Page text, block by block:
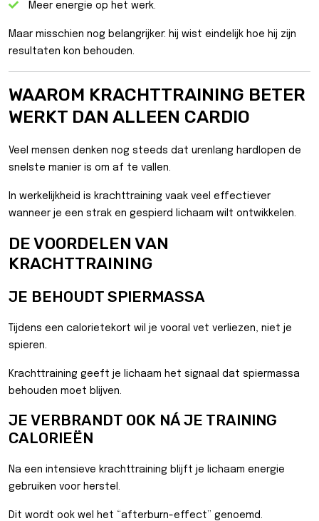
Meer energie op het werk.
Maar misschien nog belangrijker: hij wist eindelijk hoe hij zijn
resultaten kon behouden.
WAAROM KRACHTTRAINING BETER
WERKT DAN ALLEEN CARDIO
Veel mensen denken nog steeds dat urenlang hardlopen de
snelste manier is om af te vallen.
In werkelijkheid is krachttraining vaak veel effectiever
wanneer je een strak en gespierd lichaam wilt ontwikkelen.
DE VOORDELEN VAN
KRACHTTRAINING
JE BEHOUDT SPIERMASSA
Tijdens een calorietekort wil je vooral vet verliezen, niet je
spieren.
Krachttraining geeft je lichaam het signaal dat spiermassa
behouden moet blijven.
JE VERBRANDT OOK NÁ JE TRAINING
CALORIEËN
Na een intensieve krachttraining blijft je lichaam energie
gebruiken voor herstel.
Dit wordt ook wel het “afterburn-effect” genoemd.